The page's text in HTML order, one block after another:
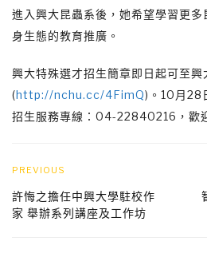
進入興大昆蟲系後，她希望學習更
身生態的教育推廣。
興大特殊選才招生簡章即日起可至興
(http://nchu.cc/4FimQ)。10月28
招生服務專線：04-22840216，歡
PREVIOUS
許悔之擔任中興大學駐校作
家 舉辦系列講座及工作坊